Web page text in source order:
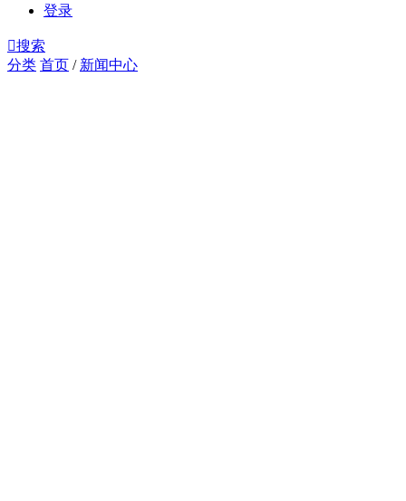
登录
搜索
分类 首页 / 新闻中心